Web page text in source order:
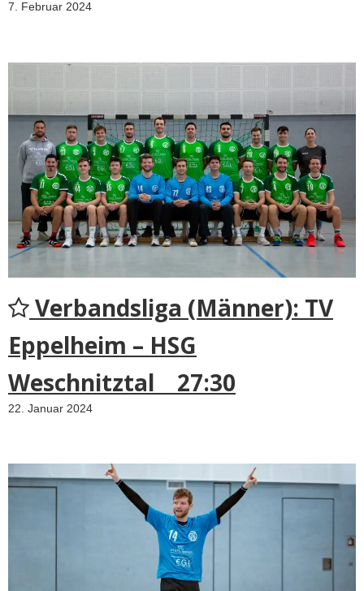
7. Februar 2024
Verbandsliga (Männer): TV
Eppelheim – HSG
Weschnitztal 27:30
22. Januar 2024